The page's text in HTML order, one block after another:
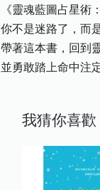
《靈魂藍圖占星
你不是迷路了，而
帶著這本書，回到
並勇敢踏上命中注
我猜你喜歡